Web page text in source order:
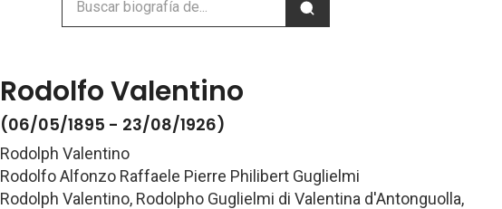
Rodolfo Valentino
(06/05/1895 - 23/08/1926)
Rodolph Valentino
Rodolfo Alfonzo Raffaele Pierre Philibert Guglielmi
Rodolph Valentino, Rodolpho Guglielmi di Valentina d'Antonguolla,